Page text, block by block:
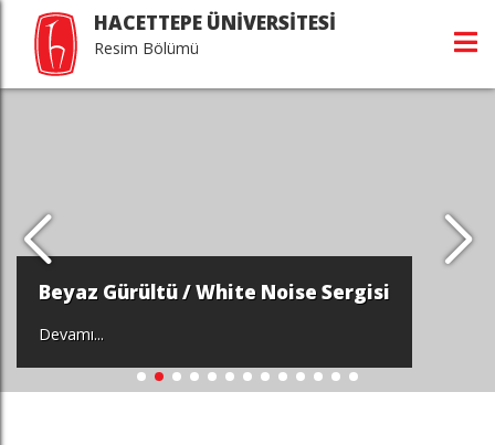
HACETTEPE ÜNİVERSİTESİ
Resim Bölümü
Beyaz Gürültü / White Noise Sergisi
Devamı...